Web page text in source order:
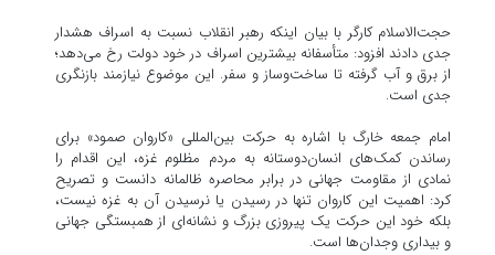
حجت‌الاسلام کارگر با بیان اینکه رهبر انقلاب نسبت به اسراف هشدار
جدی دادند افزود: متأسفانه بیشترین اسراف در خود دولت رخ می‌دهد؛
از برق و آب گرفته تا ساخت‌وساز و سفر. این موضوع نیازمند بازنگری
جدی است.
امام جمعه خارگ با اشاره به حرکت بین‌المللی «کاروان صمود» برای
رساندن کمک‌های انسان‌دوستانه به مردم مظلوم غزه، این اقدام را
نمادی از مقاومت جهانی در برابر محاصره ظالمانه دانست و تصریح
کرد: اهمیت این کاروان تنها در رسیدن یا نرسیدن آن به غزه نیست،
بلکه خود این حرکت یک پیروزی بزرگ و نشانه‌ای از همبستگی جهانی
و بیداری وجدان‌ها است.